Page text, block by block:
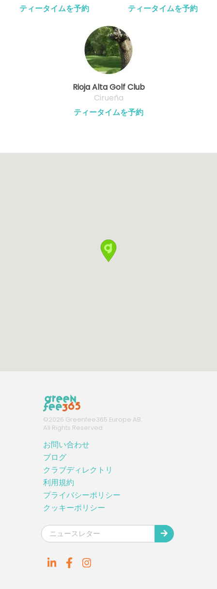
ティータイムを予約
ティータイムを予約
Rioja Alta Golf Club
Cirueña
ティータイムを予約
©2026 Greenfee365 Europe AB.
All Rights Reserved
お問い合わせ
ブログ
クラブディレクトリ
利用規約
プライバシーポリシー
クッキーポリシー